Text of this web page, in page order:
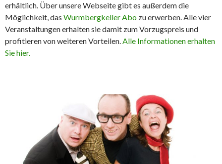
erhältlich. Über unsere Webseite gibt es außerdem die
Möglichkeit, das Wurmbergkeller Abo zu erwerben. Alle vier
Veranstaltungen erhalten sie damit zum Vorzugspreis und
profitieren von weiteren Vorteilen.Alle Informationen erhalten
Sie hier.